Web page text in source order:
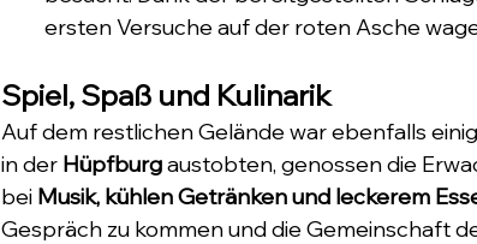
ersten Versuche auf der roten Asche
Spiel, Spaß und Kulinarik
Auf dem restlichen Gelände war ebenfalls
in der Hüpfburg austobten, genossen die
bei Musik, kühlen Getränken und leckerem
Gespräch zu kommen und die Gemeinschaft